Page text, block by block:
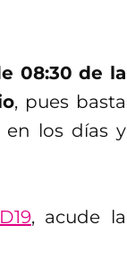
08:30 de la
, pues basta
en los días y
, acude la